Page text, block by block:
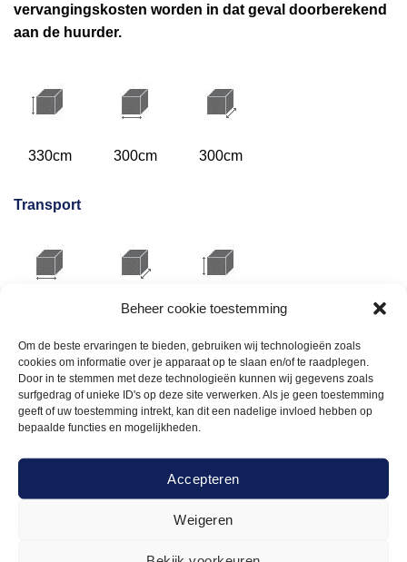
Beheer cookie toestemming
Om de beste ervaringen te bieden, gebruiken wij technologieën zoals
cookies om informatie over je apparaat op te slaan en/of te raadplegen.
Door in te stemmen met deze technologieën kunnen wij gegevens zoals
surfgedrag of unieke ID's op deze site verwerken. Als je geen toestemming
geeft of uw toestemming intrekt, kan dit een nadelige invloed hebben op
bepaalde functies en mogelijkheden.
Accepteren
Weigeren
vervangingskosten worden in dat geval doorberekend
aan de huurder.
330cm 300cm 300cm
Transport
30cm
lengte:
30cm
hoogte:
160cm
Gerelateerde
producten